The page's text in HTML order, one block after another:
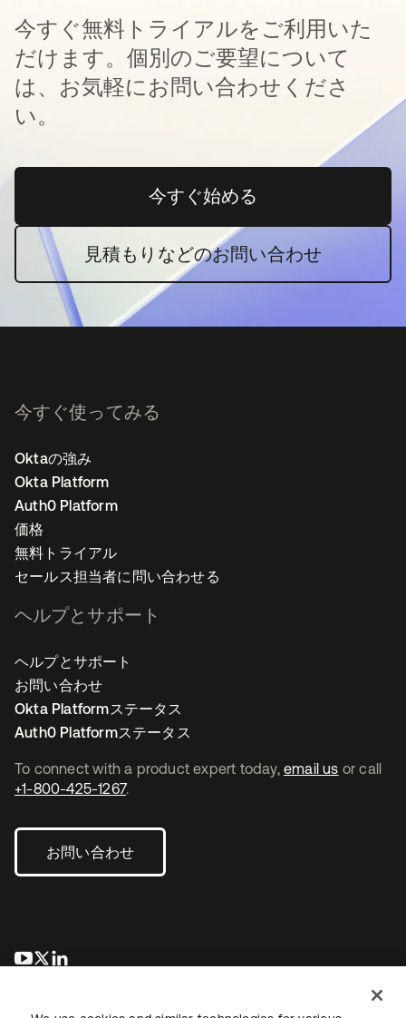
今すぐ無料トライアルをご利用いた
だけます。個別のご要望について
は、お気軽にお問い合わせくださ
い。
今すぐ始める新しいタブで開く
見積もりなどのお問い合わせ
To connect with a product expert today, email us or call
+1-800-425-1267.
お問い合わせ
新しいタブで開く
新しいタブで開く
今すぐ使ってみる
Oktaの強み
Okta Platform
Auth0 Platform
価格
無料トライアル
セールス担当者に問い合わせる
ヘルプとサポート
ヘルプとサポート
お問い合わせ
Okta Platformステータス
Auth0 Platformステータス